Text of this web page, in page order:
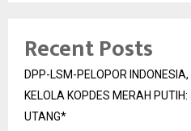
Recent Posts
DPP-LSM-PELOPOR
KELOLA KOPDES MERAH
UTANG*